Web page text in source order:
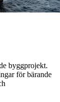
byggprojekt.
för bärande